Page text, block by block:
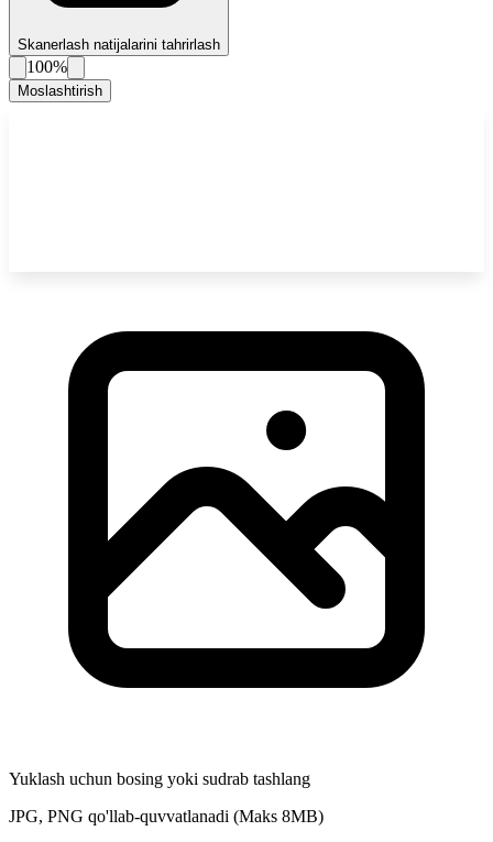
Skanerlash natijalarini tahrirlash
100%
Moslashtirish
Yuklash uchun bosing yoki sudrab tashlang
JPG, PNG qo'llab-quvvatlanadi (Maks 8MB)